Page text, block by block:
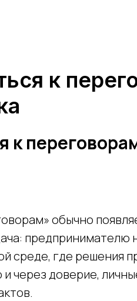
к
к
обычно
предпринимателю
среде, где решения
и через доверие,